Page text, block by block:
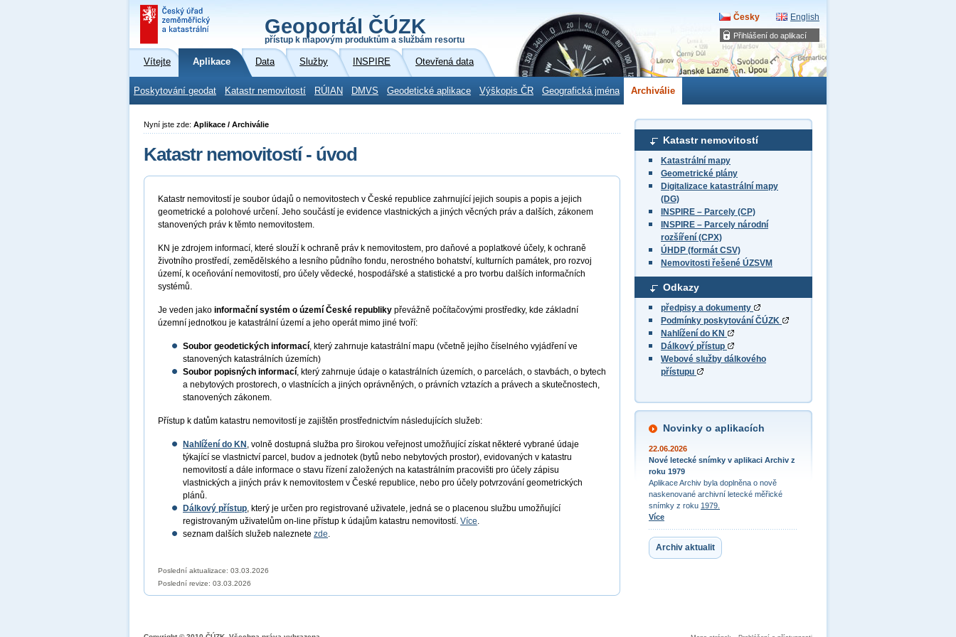
Přihlášení do aplikací
Geoportál ČÚZK
přístup k mapovým produktům a službám resortu
Česky English
Vítejte Aplikace Data Služby INSPIRE Otevřená data
Poskytování geodat Katastr nemovitostí RÚIAN DMVS Geodetické aplikace Výškopis ČR Geografická jména Archiválie
Katastr nemovitostí
Katastrální mapy
Geometrické plány
Digitalizace katastrální mapy
(DG)
INSPIRE – Parcely (CP)
INSPIRE – Parcely národní
rozšíření (CPX)
ÚHDP (formát CSV)
Nemovitosti řešené ÚZSVM
Odkazy
předpisy a dokumenty
Podmínky poskytování ČÚZK
Nahlížení do KN
Dálkový přístup
Webové služby dálkového
přístupu
Novinky o aplikacích
22.06.2026
Nové letecké snímky v aplikaci Archiv z
roku 1979
Aplikace Archiv byla doplněna o nově
naskenované archivní letecké měřické
snímky z roku 1979.
Více
Archiv aktualit
Nyní jste zde: Aplikace / Archiválie
Katastr nemovitostí - úvod
Katastr nemovitostí je soubor údajů o nemovitostech v České republice zahrnující jejich soupis a popis a jejich
geometrické a polohové určení. Jeho součástí je evidence vlastnických a jiných věcných práv a dalších, zákonem
stanovených práv k těmto nemovitostem.
KN je zdrojem informací, které slouží k ochraně práv k nemovitostem, pro daňové a poplatkové účely, k ochraně
životního prostředí, zemědělského a lesního půdního fondu, nerostného bohatství, kulturních památek, pro rozvoj
území, k oceňování nemovitostí, pro účely vědecké, hospodářské a statistické a pro tvorbu dalších informačních
systémů.
Je veden jako informační systém o území České republiky převážně počítačovými prostředky, kde základní
územní jednotkou je katastrální území a jeho operát mimo jiné tvoří:
Soubor geodetických informací, který zahrnuje katastrální mapu (včetně jejího číselného vyjádření ve
stanovených katastrálních územích)
Soubor popisných informací, který zahrnuje údaje o katastrálních územích, o parcelách, o stavbách, o bytech
a nebytových prostorech, o vlastnících a jiných oprávněných, o právních vztazích a právech a skutečnostech,
stanovených zákonem.
Přístup k datům katastru nemovitostí je zajištěn prostřednictvím následujících služeb:
Nahlížení do KN , volně dostupná služba pro širokou veřejnost umožňující získat některé vybrané údaje
týkající se vlastnictví parcel, budov a jednotek (bytů nebo nebytových prostor), evidovaných v katastru
nemovitostí a dále informace o stavu řízení založených na katastrálním pracovišti pro účely zápisu
vlastnických a jiných práv k nemovitostem v České republice, nebo pro účely potvrzování geometrických
plánů.
Dálkový přístup, který je určen pro registrované uživatele, jedná se o placenou službu umožňující
registrovaným uživatelům on-line přístup k údajům katastru nemovitostí. Více.
seznam dalších služeb naleznete zde.
Poslední aktualizace: 03.03.2026
Poslední revize: 03.03.2026